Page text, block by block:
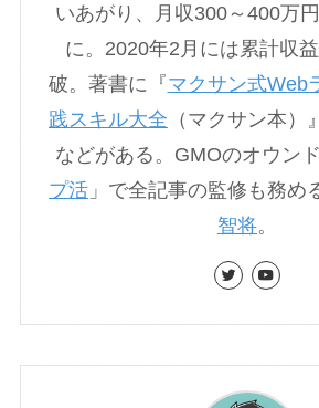
いあがり、月収300～400万
に。2020年2月には累計収
破。著書に『マクサン式Web
践スキル大全 （マクサン本）
などがある。GMOのオウン
プ活 」で全記事の監修も務め
智将。